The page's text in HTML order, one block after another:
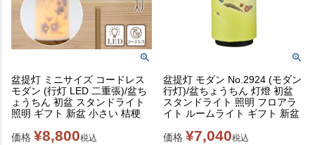
盆提灯 ミニサイズ コードレス
モダン (行灯 LED 二重張)/盆ち
ょうちん 初盆 スタンドライト
照明 ギフト 新盆 小さい 桔梗
価格 ¥8,800税込
盆提灯 モダン No.2924 (モダン
行灯)/盆ちょうちん 灯燈 初盆
スタンドライト 照明 フロアラ
イト ルームライト ギフト 新盆
価格 ¥7,040税込